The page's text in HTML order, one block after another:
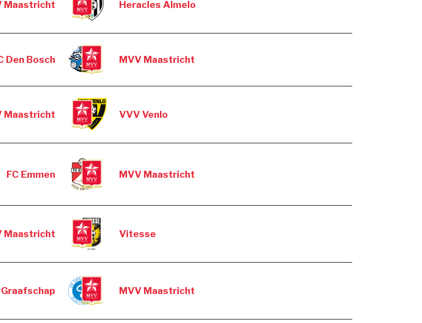
Maastricht Heracles Almelo
Den Bosch MVV Maastricht
Maastricht VVV Venlo
FC Emmen MVV Maastricht
Maastricht Vitesse
Graafschap MVV Maastricht